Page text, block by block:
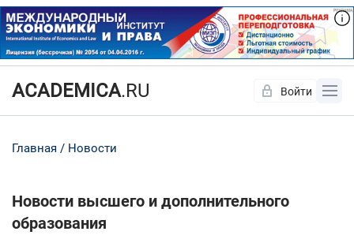
ACADEMICA.RU Войти
Главная Новости
Новости высшего и дополнительного
образования
Да Нет